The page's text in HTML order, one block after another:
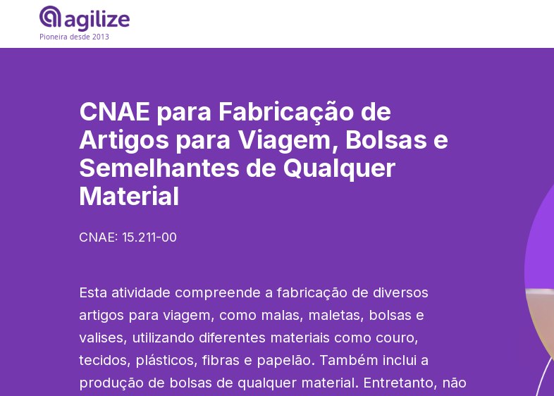
Pioneira desde 2013
CNAE para Fabricação de
Artigos para Viagem, Bolsas e
Semelhantes de Qualquer
Material
CNAE: 15.211-00
Esta atividade compreende a fabricação de diversos
artigos para viagem, como malas, maletas, bolsas e
valises, utilizando diferentes materiais como couro,
tecidos, plásticos, fibras e papelão. Também inclui a
produção de bolsas de qualquer material. Entretanto, não